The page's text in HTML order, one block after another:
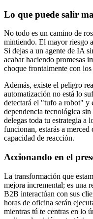
Lo que puede salir
No todo es un camino de
mintiendo. El mayor riesgo
Si dejas a un agente de IA
acabar haciendo promesas
choque frontalmente con
Además, existe el peligro
automatización no está lo
detectará el "tufo a robot" y
dependencia tecnológica
delegas toda tu estrategia a
funcionan, estarás a
capacidad de reacción.
Accionando en el
La transformación que
mejora incremental; es una
B2B interactúan con sus
horas de oficina serán
mientras tú te centras en lo